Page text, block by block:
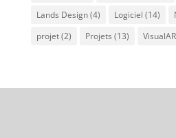
Lands Design(4) Logiciel (14)
projet(2) Projets (13)